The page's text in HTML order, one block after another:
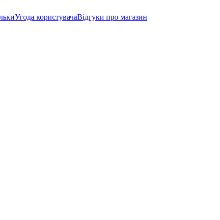
Угода користувачаВідгуки про магазин